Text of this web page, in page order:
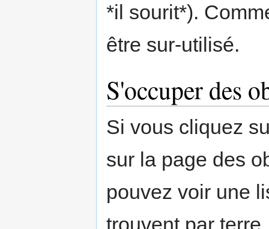
*il sourit*).
être sur-utilisé.
S'occuper des
Si vous cliquez
sur la page des
pouvez voir une
trouvent par